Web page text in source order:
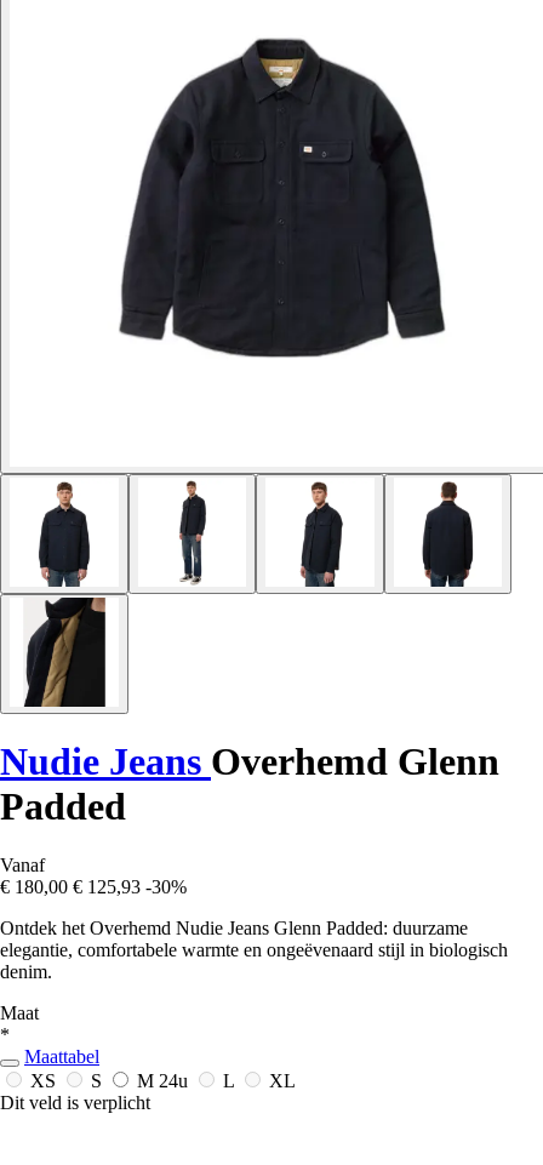
Nudie Jeans Overhemd Glenn
Padded
Vanaf
€ 180,00 € 125,93 -30%
Ontdek het Overhemd Nudie Jeans Glenn Padded: duurzame
elegantie, comfortabele warmte en ongeëvenaard stijl in biologisch
denim.
Maat
*
Maattabel
XS
S M 24u L
XL
Dit veld is verplicht